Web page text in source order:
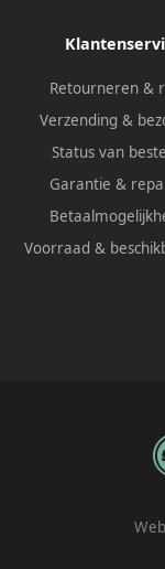
Retourneren &
Verzending &
Status van
Garantie &
Voorraad &